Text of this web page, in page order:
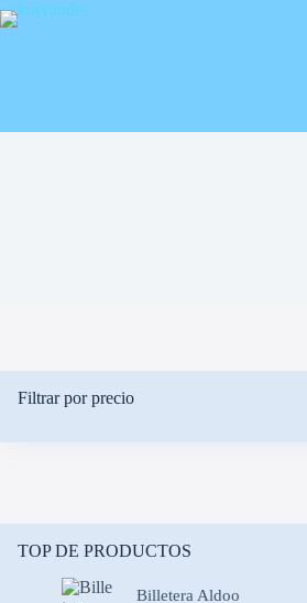
Saltar
al
Filtrar por precio
TOP DE PRODUCTOS
Billetera Aldoo